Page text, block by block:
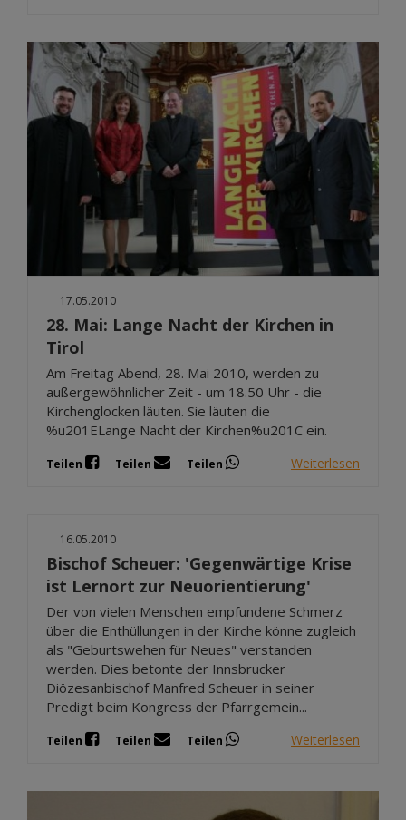
| 17.05.2010
28. Mai: Lange Nacht der Kirchen in
Tirol
Am Freitag Abend, 28. Mai 2010, werden zu
außergewöhnlicher Zeit - um 18.50 Uhr - die
Kirchenglocken läuten. Sie läuten die
%u201ELange Nacht der Kirchen%u201C ein.
Teilen Teilen Teilen Weiterlesen
| 16.05.2010
Bischof Scheuer: 'Gegenwärtige Krise
ist Lernort zur Neuorientierung'
Der von vielen Menschen empfundene Schmerz
über die Enthüllungen in der Kirche könne zugleich
als "Geburtswehen für Neues" verstanden
werden. Dies betonte der Innsbrucker
Diözesanbischof Manfred Scheuer in seiner
Predigt beim Kongress der Pfarrgemein...
Teilen Teilen Teilen Weiterlesen